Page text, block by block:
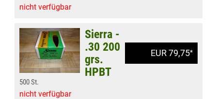
nicht verfügbar
EUR 79,75*
Sierra -
.30 200
grs.
HPBT
500 St.
nicht verfügbar